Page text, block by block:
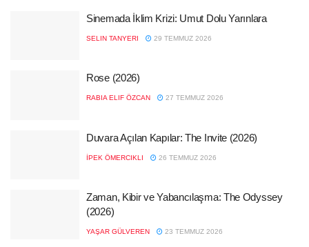
Sinemada İklim Krizi: Umut Dolu Yarınlara
SELIN TANYERI 29 TEMMUZ 2026
Rose (2026)
RABIA ELIF ÖZCAN 27 TEMMUZ 2026
Duvara Açılan Kapılar: The Invite (2026)
İPEK ÖMERCIKLI 26 TEMMUZ 2026
Zaman, Kibir ve Yabancılaşma: The Odyssey
(2026)
YAŞAR GÜLVEREN 23 TEMMUZ 2026